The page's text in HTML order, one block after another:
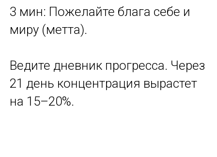
3 мин: Пожелайте блага себе и
миру (метта).
Ведите дневник прогресса. Через
21 день концентрация вырастет
на 15–20%.